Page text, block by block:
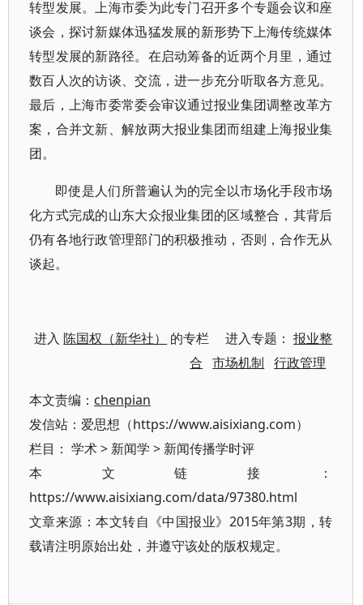
转型发展。上海市委为此专门召开多个专题会议和座
谈会，探讨新媒体迅猛发展的新形势下上海传统媒体
转型发展的新路径。在启动筹备的近两个月里，通过
数百人次的访谈、交流，进一步充分听取各方意见。
最后，上海市委常委会审议通过报业集团调整改革方
案，合并文新、解放两大报业集团而组建上海报业集
团。
即使是人们所普遍认为的完全以市场化手段市场
化方式完成的山东大众报业集团的区域整合，其背后
仍有各地行政管理部门的积极推动，否则，合作无从
谈起。
进入陈国权（新华社） 的专栏 进入专题：报业整
合
市场机制 行政管理
本文责编： chenpian
发信站：爱思想（https://www.aisixiang.com）
栏目： 学术> 新闻学 > 新闻传播学时评
本文链接：
https://www.aisixiang.com/data/97380.html
文章来源：本文转自《中国报业》2015年第3期，转
载请注明原始出处，并遵守该处的版权规定。